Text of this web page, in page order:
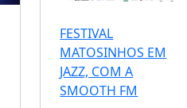
FESTIVAL
MATOSINHOS EM
JAZZ, COM A
SMOOTH FM